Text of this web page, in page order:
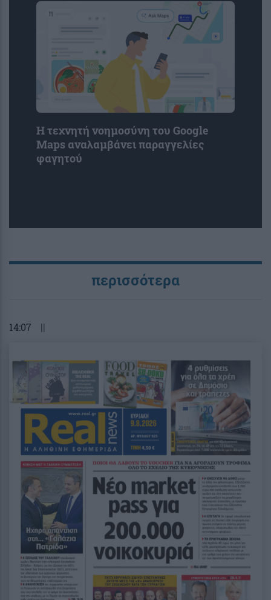
Η τεχνητή νοημοσύνη του Google
Maps αναλαμβάνει παραγγελίες
φαγητού
περισσότερα
14:07 ||